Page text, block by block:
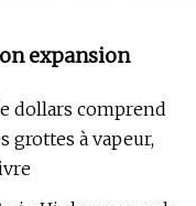
expansion
dollars comprend
grottes à vapeur,